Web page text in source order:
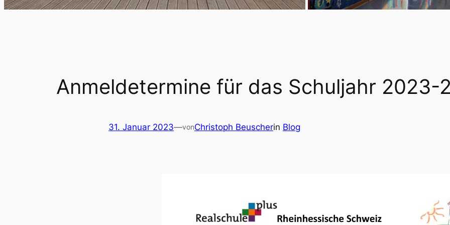
Anmeldetermine für das Schuljahr 2023-
31. Januar 2023—vonChristoph Beuscherin Blog